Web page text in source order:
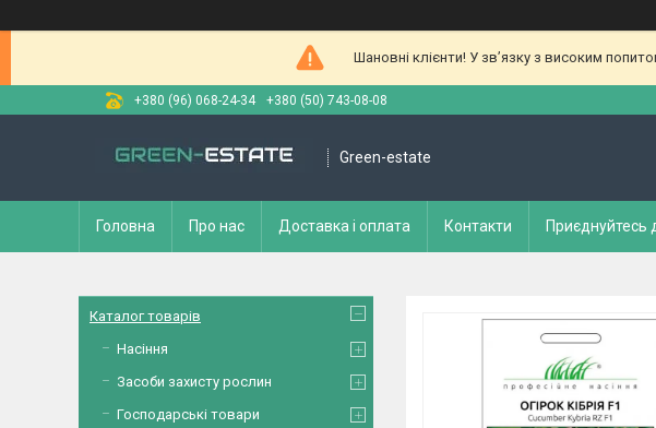
Шановні клієнти! У зв’язку з високим
+380 (96) 068-24-34 +380 (50) 743-08-08
Green-estate
Головна Про нас Доставка і оплата Контакти Приєднуйтесь
Каталог товарів
Насіння
Засоби захисту рослин
Господарські товари